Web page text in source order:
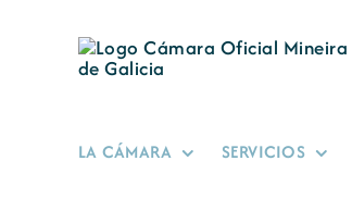
contenido
LA CÁMARA SERVICIOS